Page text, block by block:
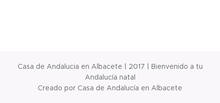
Casa de Andalucia en Albacete | 2017 | Bienvenido a tu
Andalucía natal
Creado por Casa de Andalucía en Albacete